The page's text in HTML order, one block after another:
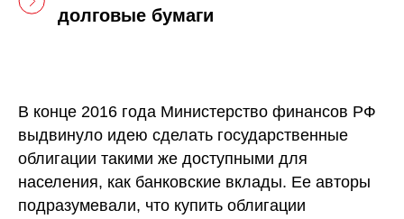
долговые бумаги
В конце 2016 года Министерство финансов РФ
выдвинуло идею сделать государственные
облигации такими же доступными для
населения, как банковские вклады. Ее авторы
подразумевали, что купить облигации